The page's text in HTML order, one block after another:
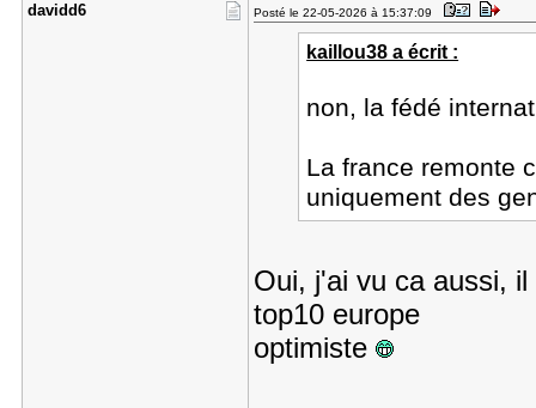
davidd6 Posté le 22-05-2026 à 15:37:09
kaillou38 a écrit :
non, la fédé
La france remonte
uniquement des
Oui, j'ai vu ca aussi,
top10 europe
optimiste